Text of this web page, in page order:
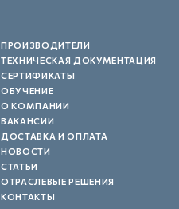
ПРОИЗВОДИТЕЛИ
ТЕХНИЧЕСКАЯ ДОКУМЕНТАЦИЯ
СЕРТИФИКАТЫ
ОБУЧЕНИЕ
О КОМПАНИИ
ВАКАНСИИ
ДОСТАВКА И ОПЛАТА
НОВОСТИ
СТАТЬИ
ОТРАСЛЕВЫЕ РЕШЕНИЯ
КОНТАКТЫ